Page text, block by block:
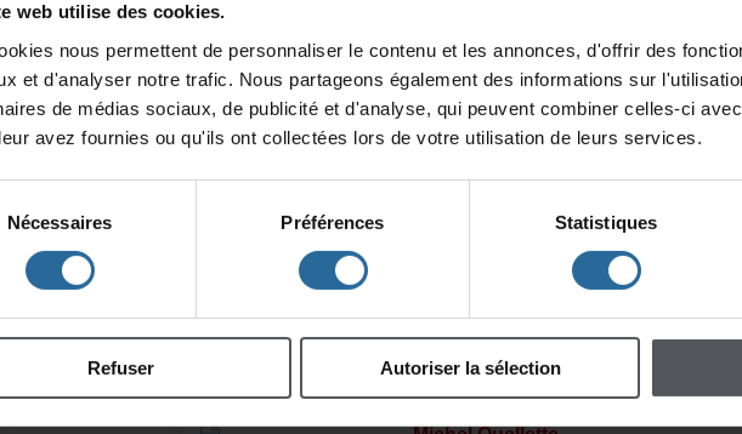
Nécessaires Préférences Statistiques
Refuser Autoriserlasélection
Résumé
qu'ellesaitquedanslerôledelamèreelledevrasouffriretmourir.Ellel'appelait
maisunjourcelui-ciaretrouvésavéritableidentité.
aussi./BLANCHE:Pasvrai!Jemesuiscrééetouteseule!Jesuislamère!Lamère
detout!Toutsortdemoi!T'essortidemoicommetoutlereste!Jesuista
mère!/ÉDOUARD:Jesorsdutexte./BLANCHE:Sors-moiavectoi.Sors-moi,
ÀPROPOSDE(S)L'AUTEUR(S)